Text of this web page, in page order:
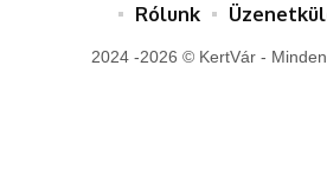
2024 -2026 © KertVár -
Rólunk